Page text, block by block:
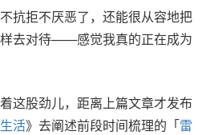
抗拒不厌恶了，还能很从容地把
去对待——感觉我真的正在成为
这股劲儿，距离上篇文章才发布
活》去阐述前段时间梳理的「雷